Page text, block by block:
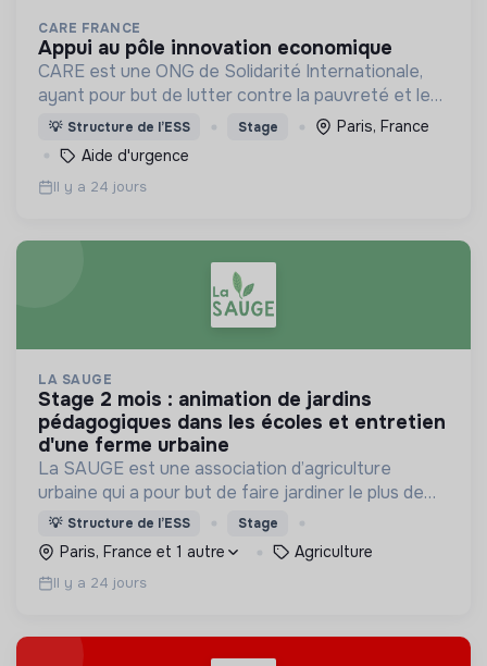
CARE FRANCE
appui au pôle innovation economique
CARE est une ONG de Solidarité Internationale,
ayant pour but de lutter contre la pauvreté et les
inégalités avec un impact durable.
💡 Structure de l’ESS Stage
Paris, France
Aide d'urgence
Il y a 24 jours
LA SAUGE
stage 2 mois : animation de jardins
pédagogiques dans les écoles et entretien
d'une ferme urbaine
La SAUGE est une association d’agriculture
urbaine qui a pour but de faire jardiner le plus de
monde possible 2h par semaine de manière
respectueuse du vivant.
💡 Structure de l’ESS Stage
Paris, France et 1 autre Agriculture
Il y a 24 jours